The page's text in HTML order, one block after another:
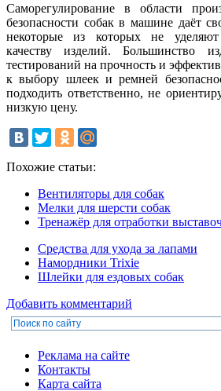
Саморегулирование в области
безопасности собак в машине даёт
некоторые из которых не
качеству изделий. Большинство
тестирований на прочность и
к выбору шлеек и ремней
подходить ответственно, не
низкую цену.
Похожие статьи:
Вентиляторы для собак
Мелки для шерсти собак
Тренажёр для отработки
Средства для ухода за лапами
Намордники Trixie
Шлейки для ездовых собак
Добавить комментарий
Реклама на сайте
Контакты
Карта сайта